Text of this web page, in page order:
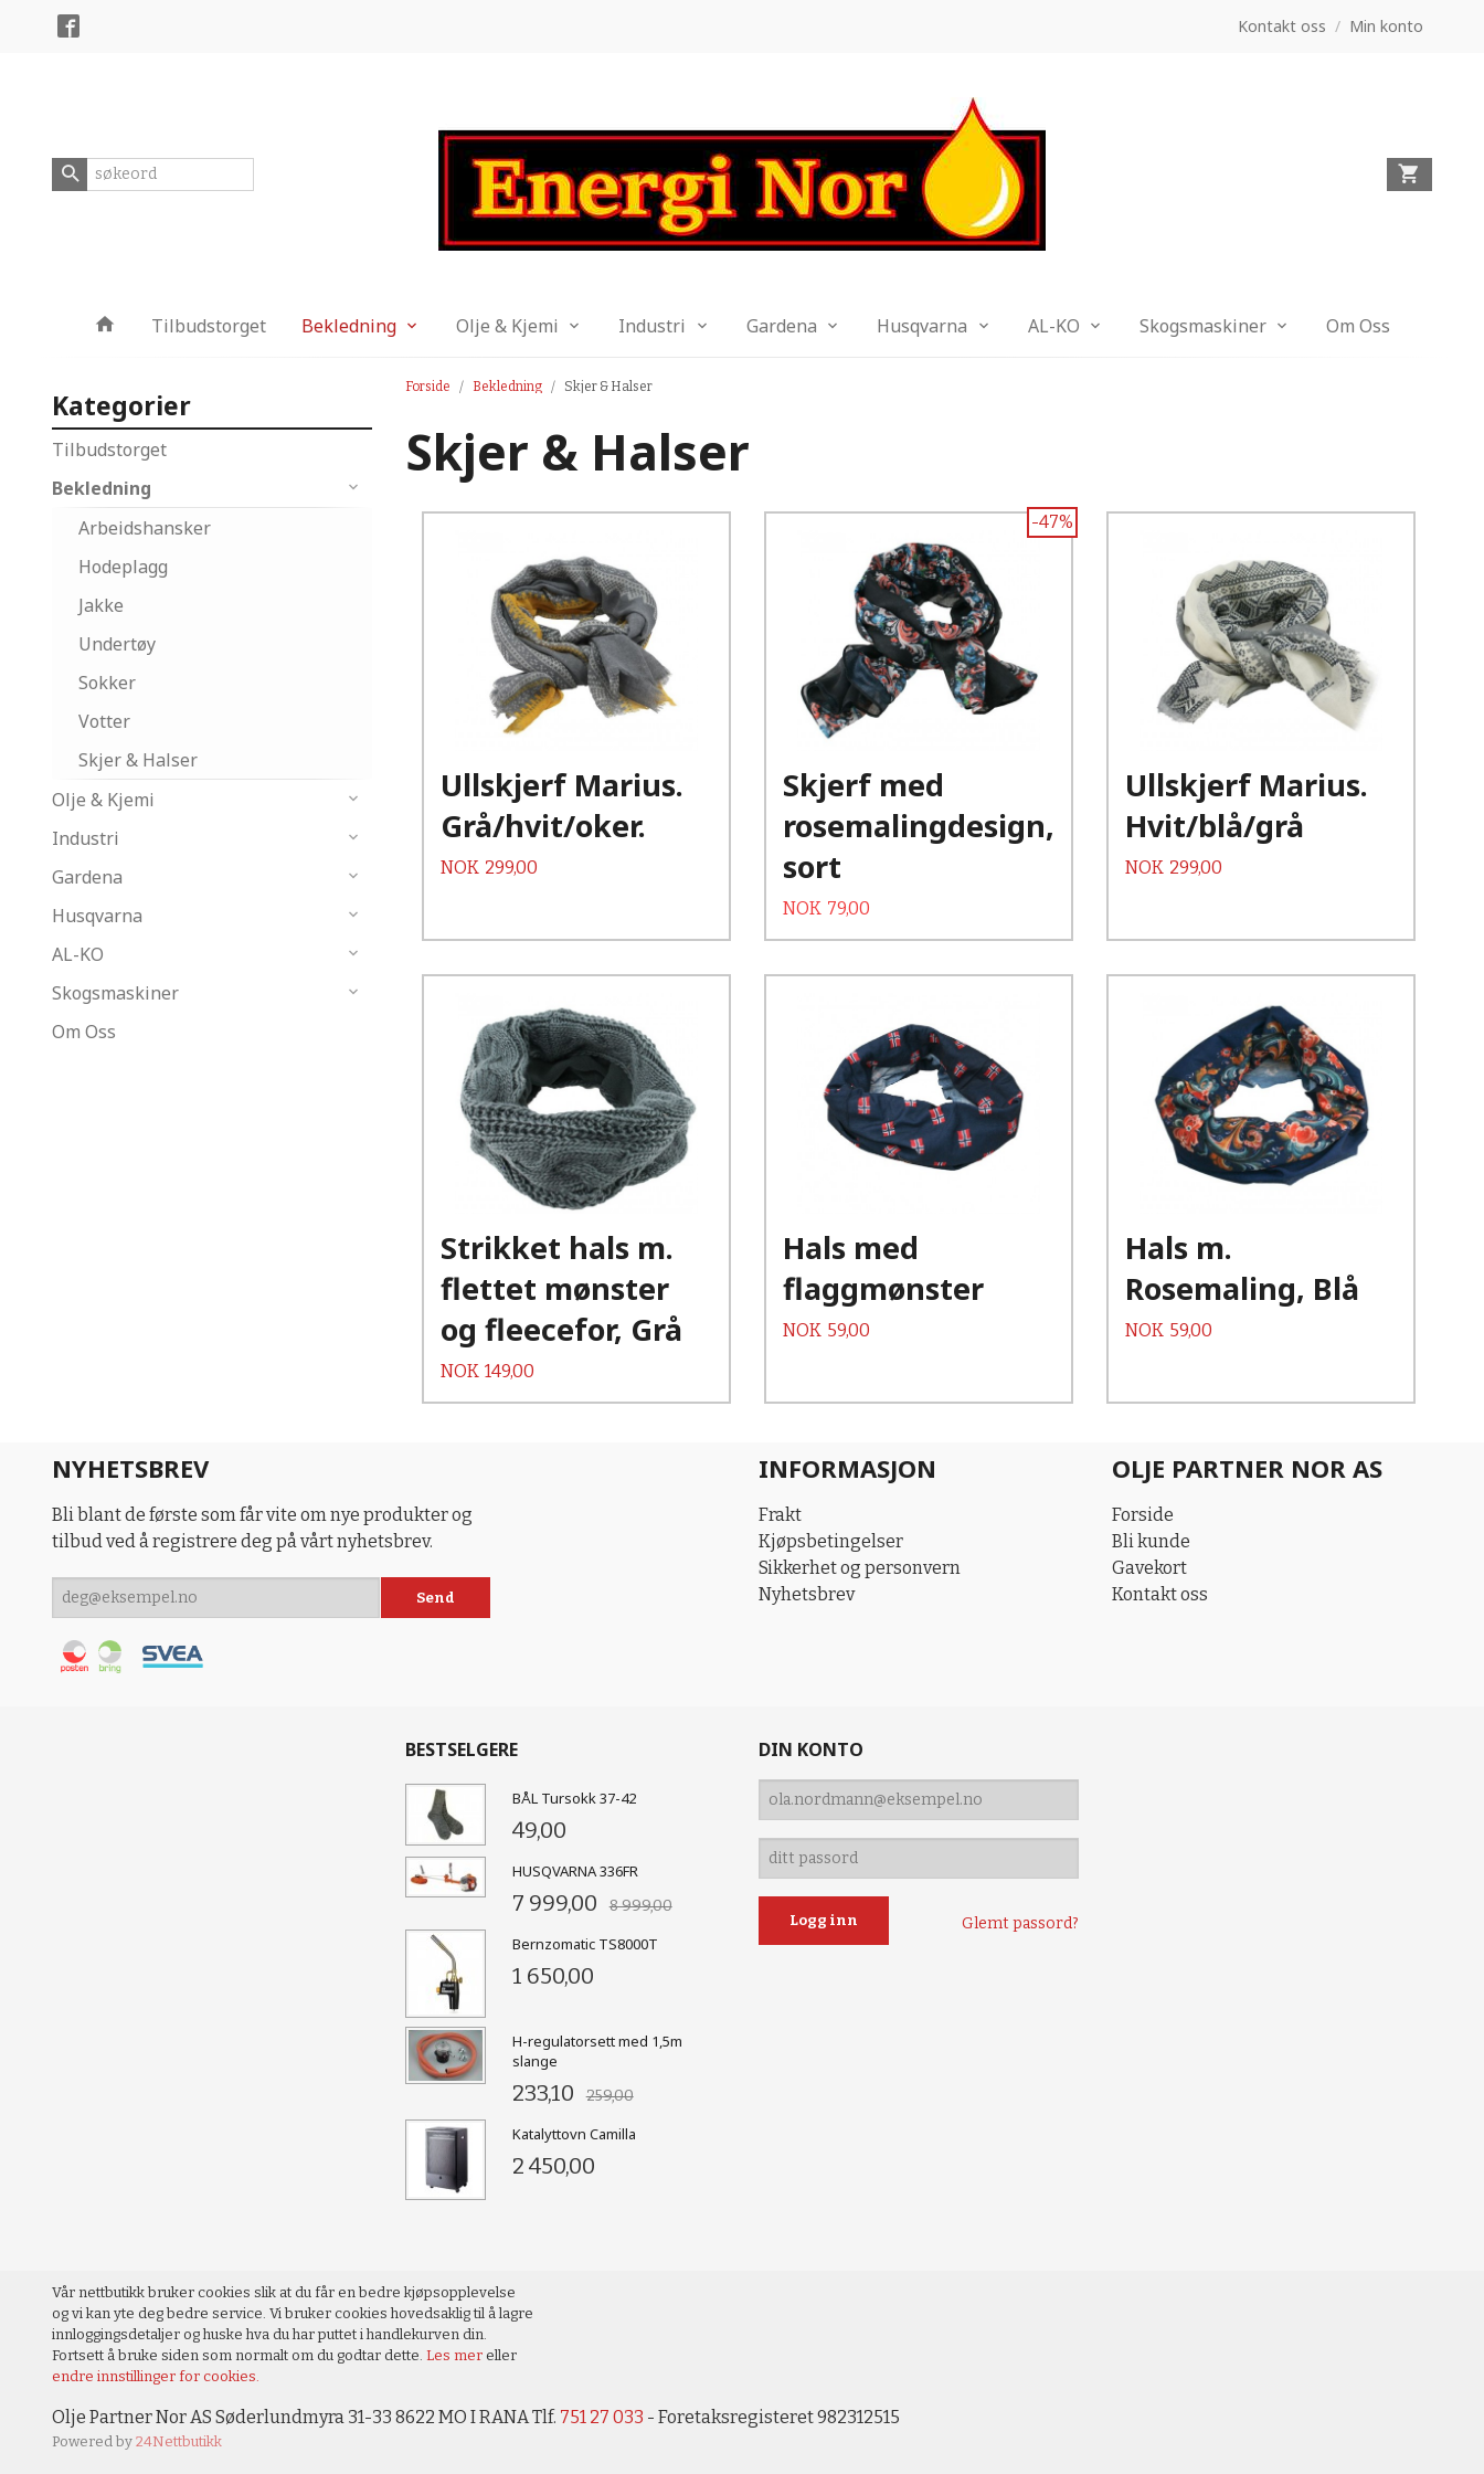
Kontakt oss / Min konto
ProdukterTilbudstorget Bekledning Olje & Kjemi Industri Gardena Husqvarna AL-KO Skogsmaskiner Om Oss
Kategorier
Tilbudstorget
Bekledning
Arbeidshansker
Hodeplagg
Jakke
Undertøy
Sokker
Votter
Skjer & Halser
Olje & Kjemi
Industri
Gardena
Husqvarna
AL-KO
Skogsmaskiner
Om Oss
Forside Bekledning Skjer & Halser
Skjer & Halser
Ullskjerf Marius.
Grå/hvit/oker.
Pris
NOK 299,00
Skjerf med
rosemalingdesign,
sort
Tilbud
NOK 79,00Rabatt
-47%
Ullskjerf Marius.
Hvit/blå/grå
Pris
NOK 299,00
Strikket hals m.
flettet mønster
og fleecefor, Grå
Pris
NOK 149,00
Hals med
flaggmønster
Pris
NOK 59,00
Kjøp
Hals m.
Rosemaling, Blå
Pris
NOK 59,00
NYHETSBREV
Bli blant de første som får vite om nye produkter og
tilbud ved å registrere deg på vårt nyhetsbrev.
INFORMASJON
Frakt
Kjøpsbetingelser
Sikkerhet og personvern
Nyhetsbrev
OLJE PARTNER NOR AS
Forside
Bli kunde
Gavekort
Kontakt oss
BESTSELGERE
BÅL Tursokk 37-42
49,00
HUSQVARNA 336FR
7 999,00 8 999,00
Bernzomatic TS8000T
1 650,00
H-regulatorsett med 1,5m
slange
233,10 259,00
Katalyttovn Camilla
2 450,00
DIN KONTO
Glemt passord?
Vår nettbutikk bruker cookies slik at du får en bedre kjøpsopplevelse
og vi kan yte deg bedre service. Vi bruker cookies hovedsaklig til å lagre
innloggingsdetaljer og huske hva du har puttet i handlekurven din.
Fortsett å bruke siden som normalt om du godtar dette. Les mer eller
endre innstillinger for cookies.
Olje Partner Nor AS Søderlundmyra 31-33 8622 MO I RANA Tlf. 751 27 033 - Foretaksregisteret 982312515
Powered by 24Nettbutikk